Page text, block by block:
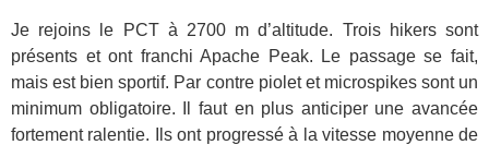
Je rejoins le PCT à 2700 m d’altitude. Trois hikers sont
présents et ont franchi Apache Peak. Le passage se fait,
mais est bien sportif. Par contre piolet et microspikes sont un
minimum obligatoire. Il faut en plus anticiper une avancée
fortement ralentie. Ils ont progressé à la vitesse moyenne de